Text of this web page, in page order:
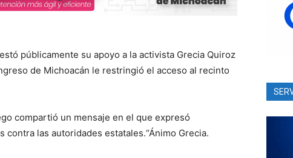
públicamente su apoyo a la activista Grecia Quiroz
de Michoacán le restringió el acceso al recinto
compartió un mensaje en el que expresó
las autoridades estatales.“Ánimo Grecia.